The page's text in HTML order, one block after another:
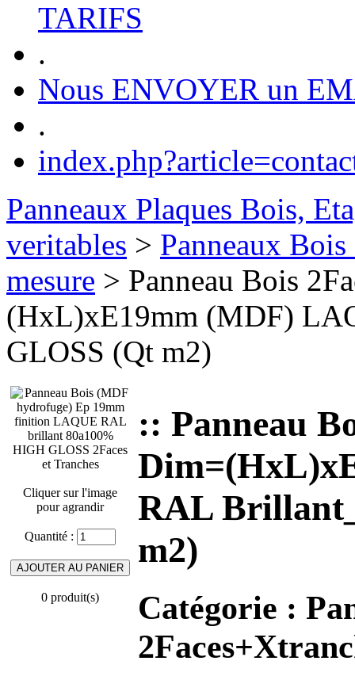
TARIFS
.
Nous ENVOYER un
.
Panneaux Plaques Bois,
veritables > Panneaux
mesure > Panneau Bois
(HxL)xE19mm (MDF)
GLOSS (Qt m2)
Cliquer sur l'image
pour agrandir
Quantité :
0 produit(s)
:: Panneau
RAL
m2)
Catégorie :